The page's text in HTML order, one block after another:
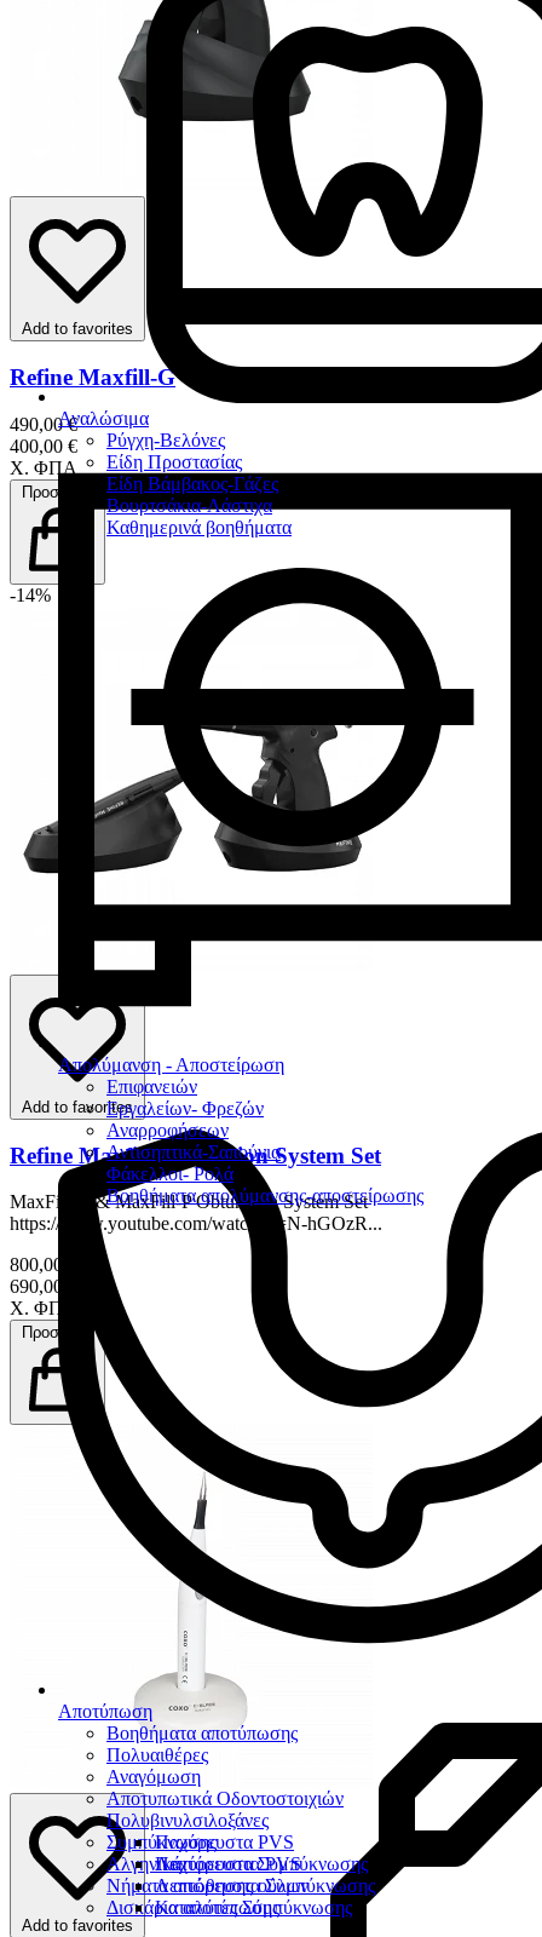
Αναλώσιμα
Ρύγχη-Βελόνες
Είδη Προστασίας
Είδη Βάμβακος-Γάζες
Βουρτσάκια-Λάστιχα
Καθημερινά βοηθήματα
Απολύμανση - Αποστείρωση
Επιφανειών
Εργαλείων- Φρεζών
Αναρροφήσεων
Αντισηπτικά-Σαπούνια
Φάκελλοι- Ρολά
Βοηθήματα απολύμανσης-αποστείρωσης
Αποτύπωση
Βοηθήματα αποτύπωσης
Πολυαιθέρες
Αναγόμωση
Αποτυπωτικά Οδοντοστοιχιών
Πολυβινυλσιλοξάνες
Παχύρευστα PVS
Λεπτόρευστα PVS
Συμπύκνωσης
Παχύρευστα Συμπύκνωσης
Λεπτόρευστα Συμπύκνωσης
Καταλύτες Σύμπύκνωσης
Αλγηνικά
Νήματα απώθησης ούλων
Δισκάρια αποτύπωσης
Add to favorites
Refine Maxfill-G
490,00 €
400,00 €
Χ. ΦΠΑ
Προσθήκη
-14%
Add to favorites
Refine Maxfill Obturation System Set
MaxFill-G & MaxFill-P Obturation System Set
https://www.youtube.com/watch?v=N-hGOzR...
800,00 €
690,00 €
Χ. ΦΠΑ
Προσθήκη
Add to favorites